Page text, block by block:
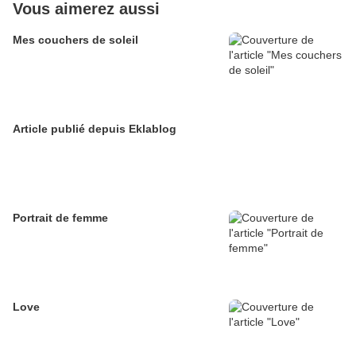
Vous aimerez aussi
Mes couchers de soleil
Article publié depuis Eklablog
Portrait de femme
Love